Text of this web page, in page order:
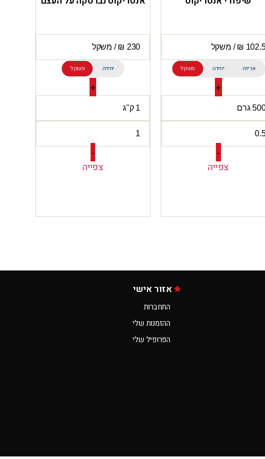
משקל יחידה אריזה
+
-
צפייה
משקל יחידה
+
-
צפייה
אזור אישי
התחברות
ההזמנות שלי
הפרופיל שלי